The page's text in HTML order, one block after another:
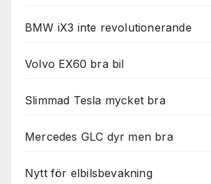
BMW iX3 inte revolutionerande
Volvo EX60 bra bil
Slimmad Tesla mycket bra
Mercedes GLC dyr men bra
Nytt för elbilsbevakning